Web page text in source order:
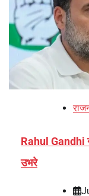
Rahul Gandhi
उभरे